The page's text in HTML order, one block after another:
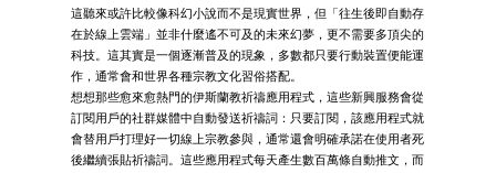
這聽來或許比較像科幻小說而不是現實世界，但「往生後即自動存
在於線上雲端」並非什麼遙不可及的未來幻夢，更不需要多頂尖的
科技。這其實是一個逐漸普及的現象，多數都只要行動裝置便能運
作，通常會和世界各種宗教文化習俗搭配。
想想那些愈來愈熱門的伊斯蘭教祈禱應用程式，這些新興服務會從
訂閱用戶的社群媒體中自動發送祈禱詞：只要訂閱，該應用程式就
會替用戶打理好一切線上宗教參與，通常還會明確承諾在使用者死
後繼續張貼祈禱詞。這些應用程式每天產生數百萬條自動推文，而